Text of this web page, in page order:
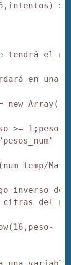
>=
el
en una
Array()
1;peso
de
del